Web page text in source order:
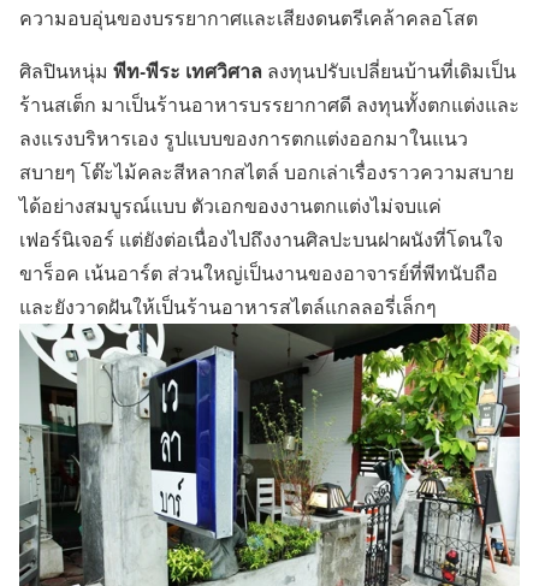
ความอบอุ่นของบรรยากาศและเสียงดนตรีเคล้าคลอโสต
ศิลปินหนุ่ม พีท-พีระ เทศวิศาล ลงทุนปรับเปลี่ยนบ้านที่เดิมเป็น
ร้านสเต็ก มาเป็นร้านอาหารบรรยากาศดี ลงทุนทั้งตกแต่งและ
ลงแรงบริหารเอง รูปแบบของการตกแต่งออกมาในแนว
สบายๆ โต๊ะไม้คละสีหลากสไตล์ บอกเล่าเรื่องราวความสบาย
ได้อย่างสมบูรณ์แบบ ตัวเอกของงานตกแต่งไม่จบแค่
เฟอร์นิเจอร์ แต่ยังต่อเนื่องไปถึงงานศิลปะบนฝาผนังที่โดนใจ
ขาร็อค เน้นอาร์ต ส่วนใหญ่เป็นงานของอาจารย์ที่พีทนับถือ
และยังวาดฝันให้เป็นร้านอาหารสไตล์แกลลอรี่เล็กๆ